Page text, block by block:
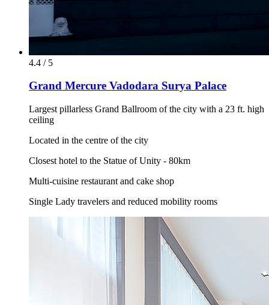
4.4 / 5
Grand Mercure Vadodara Surya Palace
Largest pillarless Grand Ballroom of the city with a 23 ft. high
ceiling
Located in the centre of the city
Closest hotel to the Statue of Unity - 80km
Multi-cuisine restaurant and cake shop
Single Lady travelers and reduced mobility rooms